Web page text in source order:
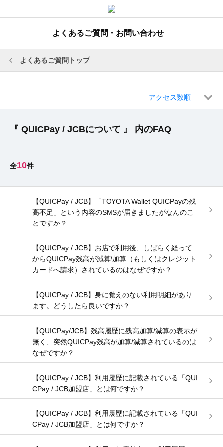
よくあるご質問・お問い合わせ
よくあるご質問トップ
アクセス数順
『 QUICPay / JCBについて 』 内のFAQ
10
【QUICPay / JCB】「TOYOTA Wallet QUICPayの残
高不足」という内容のSMSが届きましたがなんのこ
とですか？
【QUICPay / JCB】お店で利用後、しばらく経って
からQUICPay残高が減算/加算（もしくはクレジット
カードへ請求）されているのはなぜですか？
【QUICPay / JCB】身に覚えのない利用明細があり
ます。どうしたら良いですか？
【QUICPay/JCB】残高履歴に残高加算/減算の表示が
無く、突然QUICPay残高が加算/減算されているのは
なぜですか？
【QUICPay / JCB】利用履歴に記載されている「QUI
CPay / JCB加盟店」とは何ですか？
【QUICPay / JCB】利用履歴に記載されている「QUI
CPay / JCB加盟店」とは何ですか？